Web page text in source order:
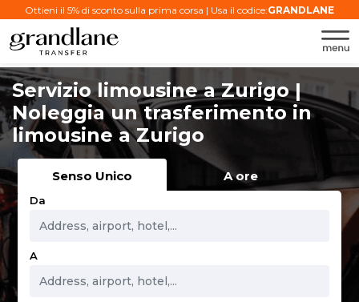
Ottieni il 5% di sconto sulla prima corsa | Usa il codice:GRANDLANE
Servizio limousine a Zurigo |
Noleggia un trasferimento in
limousine a Zurigo
Senso Unico A ore
Da
A